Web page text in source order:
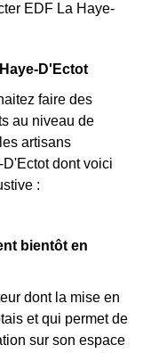
EDF La Haye-
D'Ectot
faire des
au niveau de
artisans
dont voici
:
bientôt en
dont la mise en
et qui permet de
sur son espace